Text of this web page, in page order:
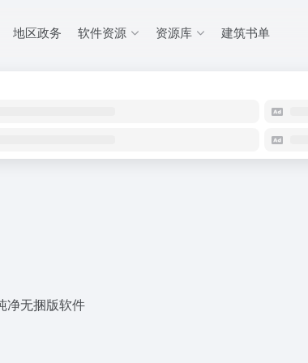
地区政务 软件资源 资源库 建筑书单
净无捆版软件